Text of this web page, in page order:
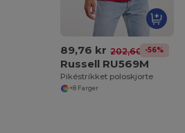
89,76 kr 202,60 kr-56%
Russell RU569M
Pikéstrikket poloskjorte
+8 Farger